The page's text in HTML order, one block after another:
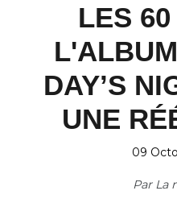
LES
DAY’S
UNE
09
Par La